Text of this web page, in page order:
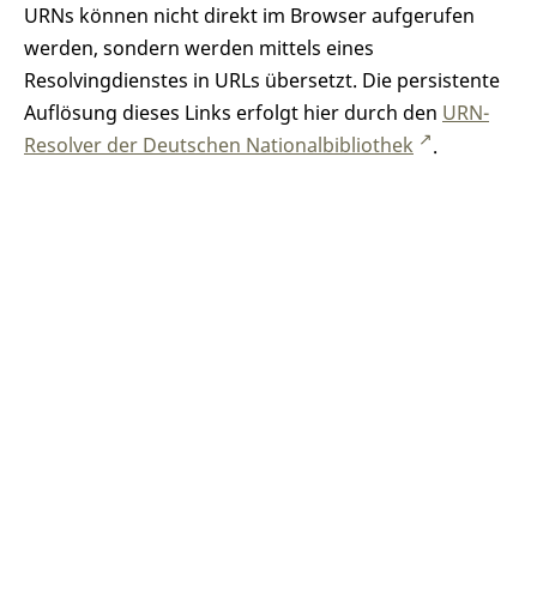
URNs können nicht direkt im Browser aufgerufen
werden, sondern werden mittels eines
Resolvingdienstes in URLs übersetzt. Die persistente
Auflösung dieses Links erfolgt hier durch den URN-
Resolver der Deutschen Nationalbibliothek
.